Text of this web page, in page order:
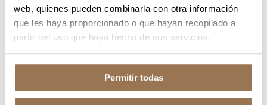
web, quienes pueden combinarla con otra información
que les haya proporcionado o que hayan recopilado a
partir del uso que haya hecho de sus servicios.
Permitir todas
Enlaces
El presente sitio web proporciona enlaces a otros sitios web propios
posibilidad de acceder a dichos enlaces. COMERCIAL DIMOVIL S.L.
no se responsabiliza en ningún caso de los resultados que puedan